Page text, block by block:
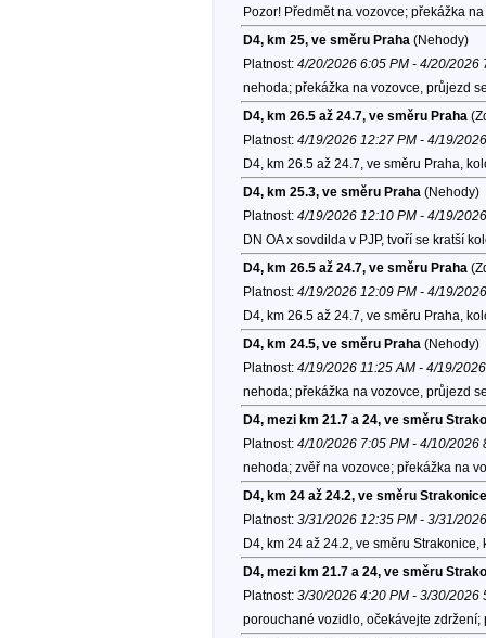
Pozor! Předmět na vozovce; překážka
D4, km 25, ve směru Praha (Nehody)
Platnost: 4/20/2026 6:05 PM - 4/20/2026
nehoda; překážka na vozovce, průjezd
D4, km 26.5 až 24.7, ve směru Praha
Platnost: 4/19/2026 12:27 PM - 4/19/
D4, km 26.5 až 24.7, ve směru Praha,
D4, km 25.3, ve směru Praha (Nehody)
Platnost: 4/19/2026 12:10 PM - 4/19/
DN OA x sovdilda v PJP, tvoří se kratší
D4, km 26.5 až 24.7, ve směru Praha
Platnost: 4/19/2026 12:09 PM - 4/19/
D4, km 26.5 až 24.7, ve směru Praha,
D4, km 24.5, ve směru Praha (Nehody)
Platnost: 4/19/2026 11:25 AM - 4/19/
nehoda; překážka na vozovce, průjezd
D4, mezi km 21.7 a 24, ve směru
Platnost: 4/10/2026 7:05 PM - 4/10/2026
nehoda; zvěř na vozovce; překážka na
D4, km 24 až 24.2, ve směru Strakonice
Platnost: 3/31/2026 12:35 PM - 3/31/
D4, km 24 až 24.2, ve směru Strakonice,
D4, mezi km 21.7 a 24, ve směru
Platnost: 3/30/2026 4:20 PM - 3/30/2026
porouchané vozidlo, očekávejte